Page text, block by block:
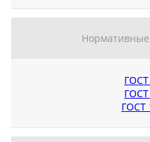
ГОСТ